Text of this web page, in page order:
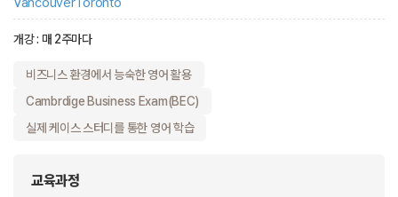
개강 : 매 2주마다
비즈니스 환경에서 능숙한 영어 활용
Cambrdige Business Exam(BEC)
실제 케이스 스터디를 통한 영어 학습
교육과정